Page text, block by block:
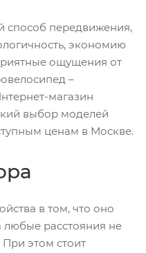
способ передвижения,
экономию
ощущения от
–
магазин
выбор моделей
ценам в Москве.
в том, что оно
любые расстояния не
При этом стоит